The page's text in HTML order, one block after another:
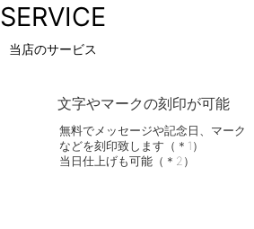
SERVICE
当店のサービス
文字やマークの刻印が可能
無料でメッセージや記念日、マーク
などを刻印致します（＊1）
当日仕上げも可能（＊2）